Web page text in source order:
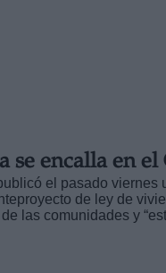
encalla en el
el pasado viernes
de ley de
las comunidades y